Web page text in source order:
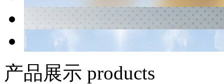
产品展示 products